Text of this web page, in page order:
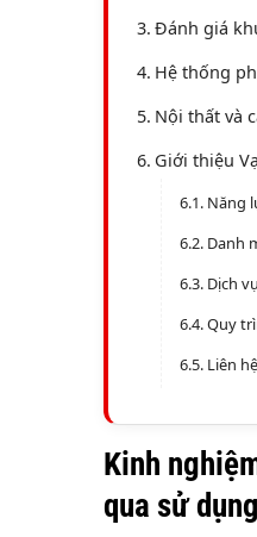
Đánh giá
Hệ thống
Nội thất và
Giới thiệu
Năng
Danh
Dịch
Quy
Liên hệ
Kinh
qua sử dụng